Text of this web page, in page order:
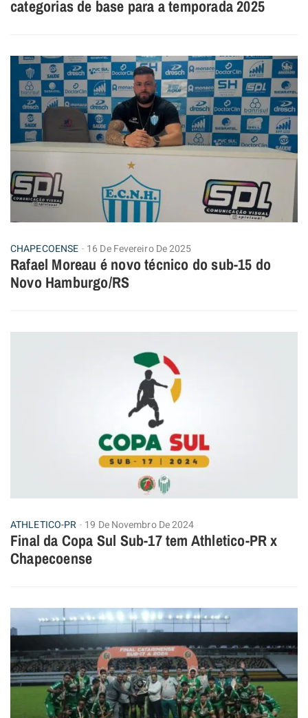
categorias de base para a temporada 2025
CHAPECOENSE 16 De Fevereiro De 2025
Rafael Moreau é novo técnico do sub-15 do
Novo Hamburgo/RS
ATHLETICO-PR 19 De Novembro De 2024
Final da Copa Sul Sub-17 tem Athletico-PR x
Chapecoense